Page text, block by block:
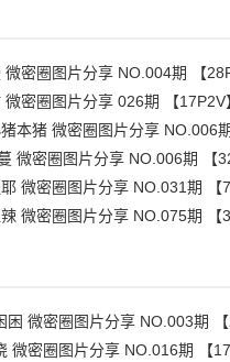
图片分享 NO.004期 【28P15V】最新至：
圈图片分享 026期 【17P2V】最新至：
微密圈图片分享 NO.006期 【12V】最新至
圈图片分享 NO.006期 【32P1V】最新至：
密圈图片分享 NO.031期 【7P】最新至：
密圈图片分享 NO.075期 【38P】最新至
密圈图片分享 NO.003期 【23P16V】最新至
圈图片分享 NO.016期 【17P12V】最新至：